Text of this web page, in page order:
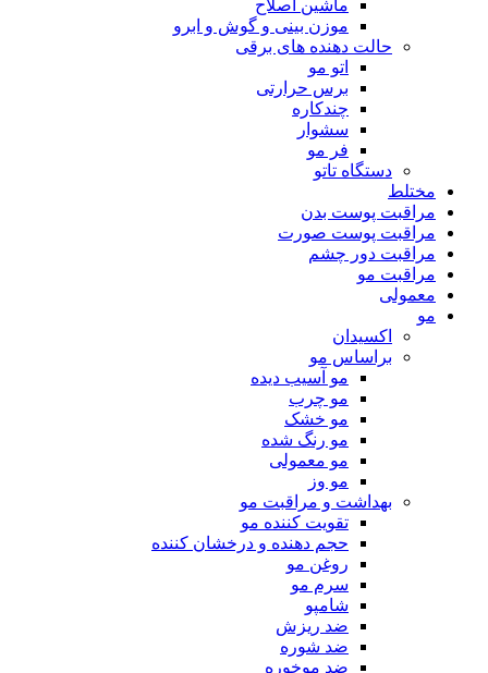
ماشین اصلاح
موزن بینی و گوش و ابرو
حالت دهنده های برقی
اتو مو
برس حرارتی
چندکاره
سشوار
فر مو
دستگاه تاتو
مختلط
مراقبت پوست بدن
مراقبت پوست صورت
مراقبت دور چشم
مراقبت مو
معمولی
مو
اکسیدان
براساس مو
مو آسیب دیده
مو چرب
مو خشک
مو رنگ شده
مو معمولی
مو وز
بهداشت و مراقبت مو
تقویت کننده مو
حجم دهنده و درخشان کننده
روغن مو
سرم مو
شامپو
ضد ریزش
ضد شوره
ضد موخوره